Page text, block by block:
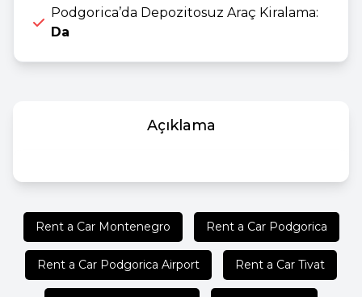
Podgorica’da Depozitosuz Araç Kiralama:
Da
Açıklama
Rent a Car Montenegro Rent a Car Podgorica
Rent a Car Podgorica Airport Rent a Car Tivat